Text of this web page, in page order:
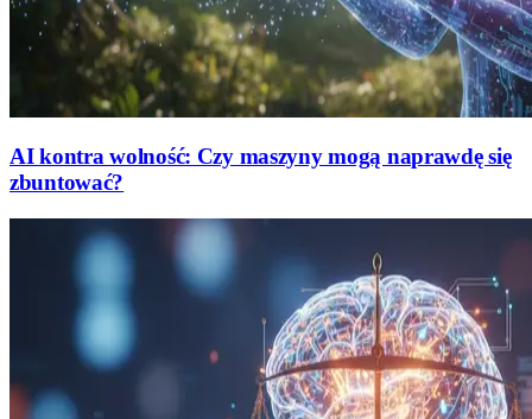
AI kontra wolność: Czy maszyny mogą naprawdę się
zbuntować?